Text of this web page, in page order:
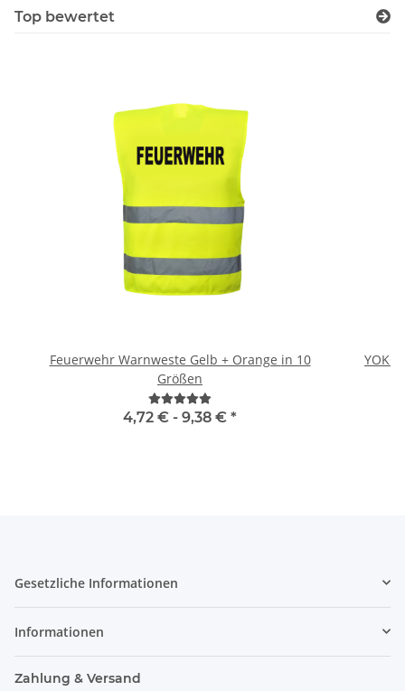
Top bewertet
Feuerwehr Warnweste Gelb + Orange in 10
Größen
4,72 € - 9,38 € *
Gesetzliche Informationen
Informationen
Zahlung & Versand